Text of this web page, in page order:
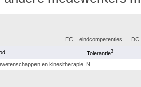
EC = eindcompetenties DC
Tolerantie3
en kinesitherapie N